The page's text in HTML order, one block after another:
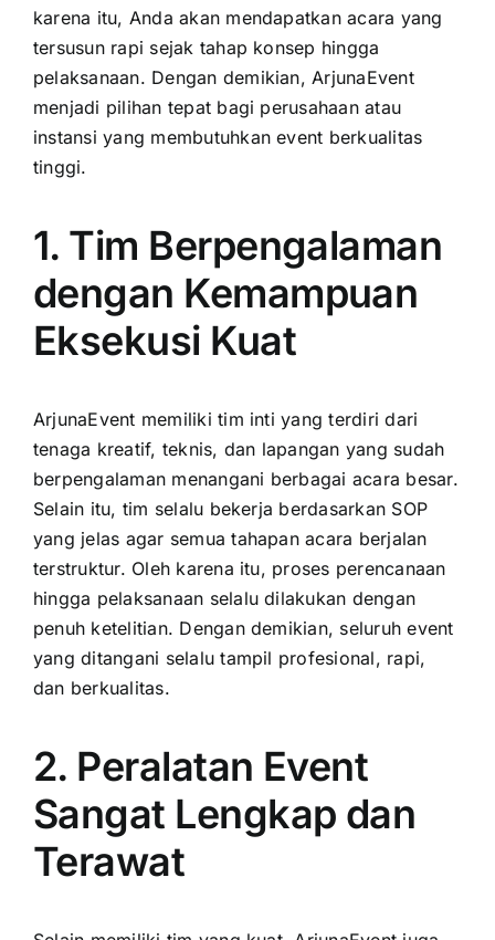
karena itu, Anda akan mendapatkan acara yang
tersusun rapi sejak tahap konsep hingga
pelaksanaan. Dengan demikian, ArjunaEvent
menjadi pilihan tepat bagi perusahaan atau
instansi yang membutuhkan event berkualitas
tinggi.
1. Tim Berpengalaman
dengan Kemampuan
Eksekusi Kuat
ArjunaEvent memiliki tim inti yang terdiri dari
tenaga kreatif, teknis, dan lapangan yang sudah
berpengalaman menangani berbagai acara besar.
Selain itu, tim selalu bekerja berdasarkan SOP
yang jelas agar semua tahapan acara berjalan
terstruktur. Oleh karena itu, proses perencanaan
hingga pelaksanaan selalu dilakukan dengan
penuh ketelitian. Dengan demikian, seluruh event
yang ditangani selalu tampil profesional, rapi,
dan berkualitas.
2. Peralatan Event
Sangat Lengkap dan
Terawat